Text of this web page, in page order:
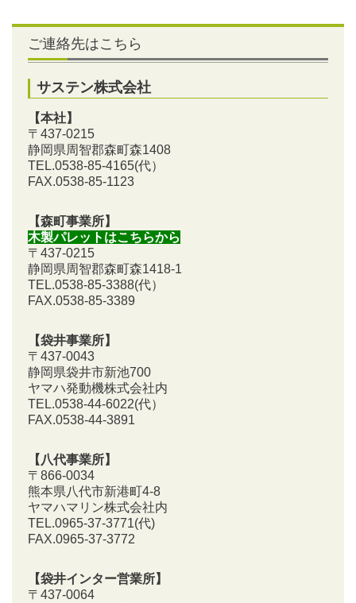
ご連絡先はこちら
サステン株式会社
【本社】
〒437-0215
静岡県周智郡森町森1408
TEL.0538-85-4165(代）
FAX.0538-85-1123
【森町事業所】
木製パレットはこちらから
〒437-0215
静岡県周智郡森町森1418-1
TEL.0538-85-3388(代）
FAX.0538-85-3389
【袋井事業所】
〒437-0043
静岡県袋井市新池700
ヤマハ発動機株式会社内
TEL.0538-44-6022(代）
FAX.0538-44-3891
【八代事業所】
〒866-0034
熊本県八代市新港町4-8
ヤマハマリン株式会社内
TEL.0965-37-3771(代)
FAX.0965-37-3772
【袋井インター営業所】
〒437-0064